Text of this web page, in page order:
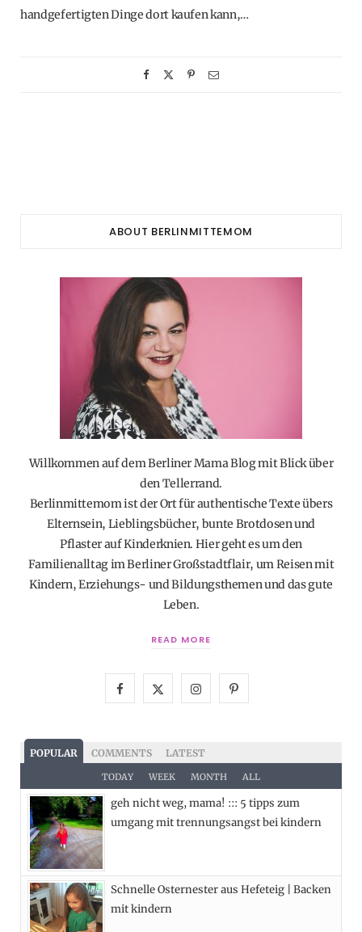
handgefertigten Dinge dort kaufen kann,…
ABOUT BERLINMITTEMOM
Willkommen auf dem Berliner Mama Blog mit Blick über
den Tellerrand.
Berlinmittemom ist der Ort für authentische Texte übers
Elternsein, Lieblingsbücher, bunte Brotdosen und
Pflaster auf Kinderknien. Hier geht es um den
Familienalltag im Berliner Großstadtflair, um Reisen mit
Kindern, Erziehungs- und Bildungsthemen und das gute
Leben.
READ MORE
c
e
b
k
T
w
i
e
I
s
t
a
a
P
e
s
POPULAR COMMENTS LATEST
TODAY WEEK MONTH ALL
geh nicht weg, mama! ::: 5 tipps zum
umgang mit trennungsangst bei kindern
Schnelle Osternester aus Hefeteig | Backen
mit kindern